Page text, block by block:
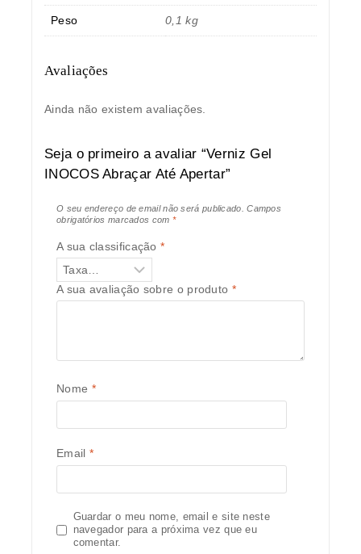
Peso 0,1 kg
Avaliações
Ainda não existem avaliações.
Seja o primeiro a avaliar “Verniz Gel
INOCOS Abraçar Até Apertar”
O seu endereço de email não será publicado.
Campos
obrigatórios marcados com *
A sua classificação*
A sua avaliação sobre o produto *
Nome *
Email *
Guardar o meu nome, email e site neste
navegador para a próxima vez que eu
comentar.